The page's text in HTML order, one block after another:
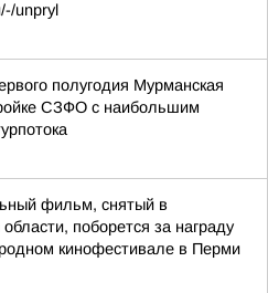
unpryl
полугодия Мурманская
СЗФО с наибольшим
фильм, снятый в
поборется за награду
кинофестивале в Перми